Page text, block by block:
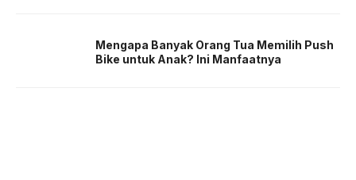
Mengapa Banyak Orang Tua Memilih Push
Bike untuk Anak? Ini Manfaatnya